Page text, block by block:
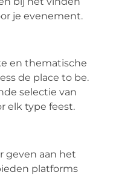
je evenement.
en thematische
de place to be.
selectie van
elk type feest.
geven aan het
platforms